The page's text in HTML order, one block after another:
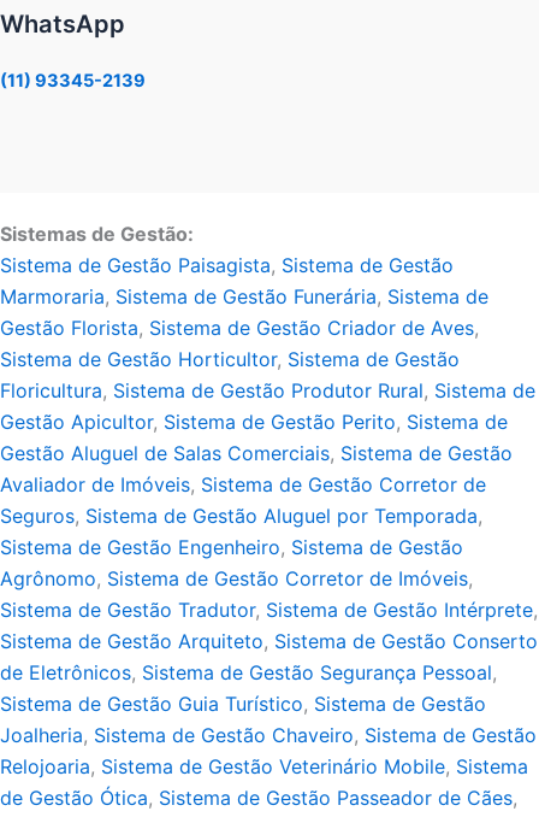
WhatsApp
(11) 93345-2139
Sistemas de Gestão:
Sistema de Gestão Paisagista, Sistema de Gestão
Marmoraria, Sistema de Gestão Funerária, Sistema de
Gestão Florista, Sistema de Gestão Criador de Aves,
Sistema de Gestão Horticultor, Sistema de Gestão
Floricultura, Sistema de Gestão Produtor Rural, Sistema de
Gestão Apicultor, Sistema de Gestão Perito, Sistema de
Gestão Aluguel de Salas Comerciais, Sistema de Gestão
Avaliador de Imóveis, Sistema de Gestão Corretor de
Seguros, Sistema de Gestão Aluguel por Temporada,
Sistema de Gestão Engenheiro, Sistema de Gestão
Agrônomo, Sistema de Gestão Corretor de Imóveis,
Sistema de Gestão Tradutor, Sistema de Gestão Intérprete,
Sistema de Gestão Arquiteto, Sistema de Gestão Conserto
de Eletrônicos, Sistema de Gestão Segurança Pessoal,
Sistema de Gestão Guia Turístico, Sistema de Gestão
Joalheria, Sistema de Gestão Chaveiro, Sistema de Gestão
Relojoaria, Sistema de Gestão Veterinário Mobile, Sistema
de Gestão Ótica, Sistema de Gestão Passeador de Cães,